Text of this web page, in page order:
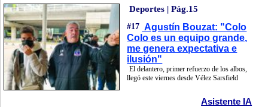
Deportes | Pág.15
#17 Agustín Bouzat: "Colo
Colo es un equipo grande,
me genera expectativa e
ilusión"
El delantero, primer refuerzo de los albos,
llegó este viernes desde Vélez Sarsfield
Asistente IA